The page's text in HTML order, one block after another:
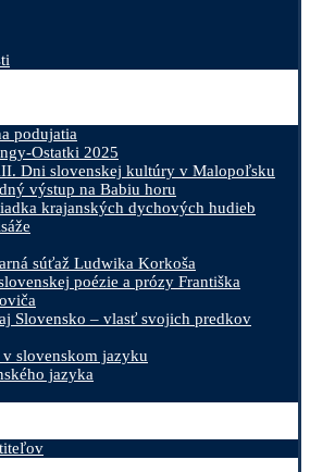
podujatia
Ostatki 2025
Dni slovenskej kultúry v Malopoľsku
výstup na Babiu horu
krajanských dychových hudieb
súťaž Ludwika Korkoša
poézie a prózy Františka
Slovensko – vlasť svojich predkov
v slovenskom jazyku
jazyka